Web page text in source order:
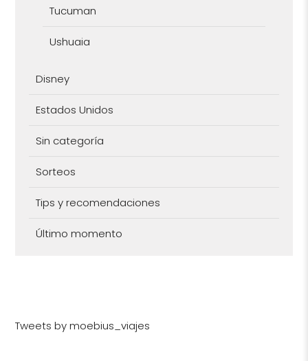
Tucuman
Ushuaia
Disney
Estados Unidos
Sin categoría
Sorteos
Tips y recomendaciones
Último momento
Tweets by moebius_viajes